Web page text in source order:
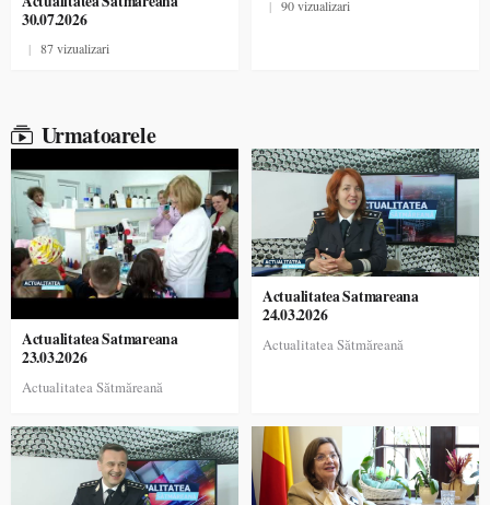
30.07.2026
| 87 vizualizari
| 90 vizualizari
Urmatoarele
Actualitatea Satmareana
23.03.2026
Actualitatea Sătmăreană
Actualitatea Satmareana
24.03.2026
Actualitatea Sătmăreană